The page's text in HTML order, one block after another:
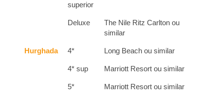
superior
Deluxe
The Nile Ritz Carlton ou
similar
Hurghada 4* Long Beach ou similar
4* sup Marriott Resort ou similar
5* Marriott Resort ou similar